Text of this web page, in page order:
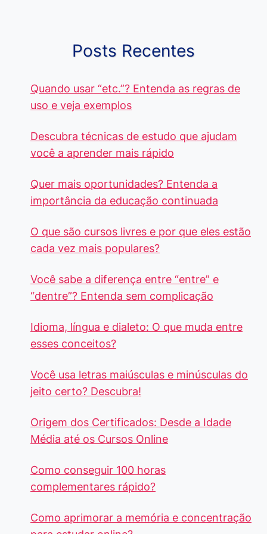
Posts Recentes
Quando usar “etc.”? Entenda as regras de
uso e veja exemplos
Descubra técnicas de estudo que ajudam
você a aprender mais rápido
Quer mais oportunidades? Entenda a
importância da educação continuada
O que são cursos livres e por que eles estão
cada vez mais populares?
Você sabe a diferença entre “entre” e
“dentre”? Entenda sem complicação
Idioma, língua e dialeto: O que muda entre
esses conceitos?
Você usa letras maiúsculas e minúsculas do
jeito certo? Descubra!
Origem dos Certificados: Desde a Idade
Média até os Cursos Online
Como conseguir 100 horas
complementares rápido?
Como aprimorar a memória e concentração